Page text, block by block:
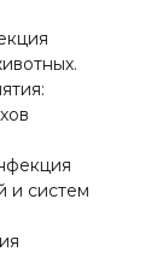
и систем